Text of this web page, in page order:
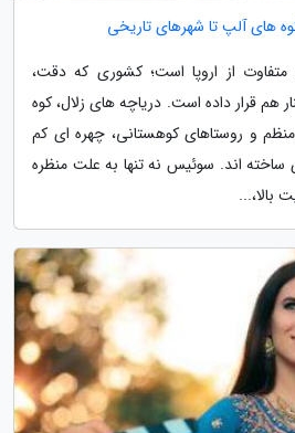
های آلپ تا شهرهای تاریخی
از اروپا است؛ کشوری که دقت،
هم قرار داده است. دریاچه های زلال، کوه
و روستاهای کوهستانی، چهره ای کم
اند. سوئیس نه تنها به علت منظره
بالا،...